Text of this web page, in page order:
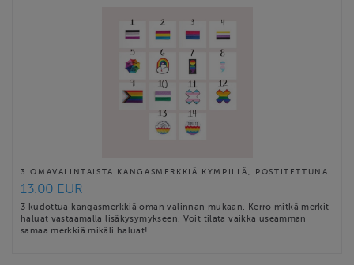
3 OMAVALINTAISTA KANGASMERKKIÄ KYMPILLÄ, POSTITETTUNA
13.00 EUR
3 kudottua kangasmerkkiä oman valinnan mukaan. Kerro mitkä merkit
haluat vastaamalla lisäkysymykseen. Voit tilata vaikka useamman
samaa merkkiä mikäli haluat! …